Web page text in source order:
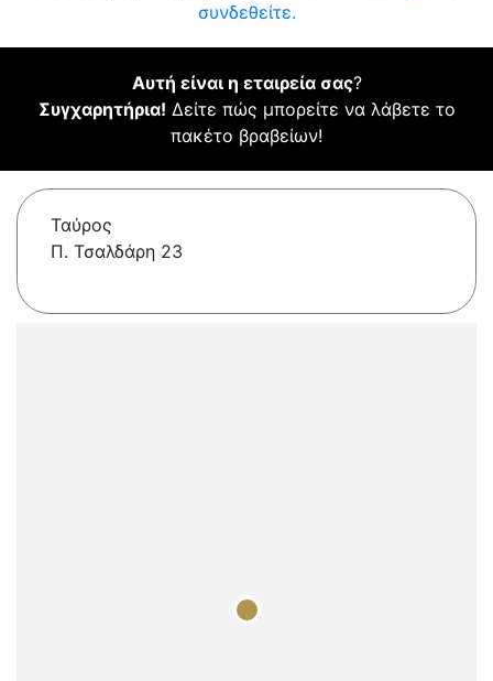
συνδεθείτε.
Αυτή είναι η εταιρεία σας?
Συγχαρητήρια! Δείτε πώς μπορείτε να λάβετε το
πακέτο βραβείων!
Ταύρος
Π. Τσαλδάρη 23